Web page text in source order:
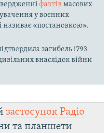
фактів масових
у воєнних
називає «постановкою».
загибель 1793
внаслідок війни
застосунок Радіо
та планшети